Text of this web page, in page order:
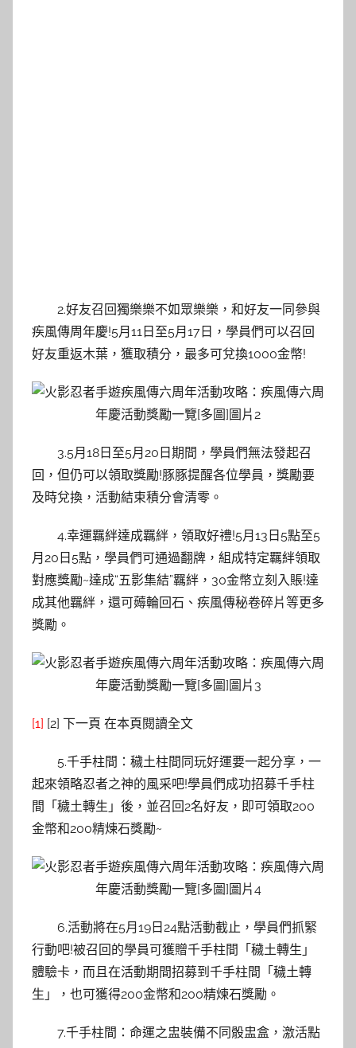
2.好友召回獨樂樂不如眾樂樂，和好友一同參與
疾風傳周年慶!5月11日至5月17日，學員們可以召回
好友重返木葉，獲取積分，最多可兌換1000金幣!
3.5月18日至5月20日期間，學員們無法發起召
回，但仍可以領取獎勵!豚豚提醒各位學員，獎勵要
及時兌換，活動結束積分會清零。
4.幸運羈絆達成羈絆，領取好禮!5月13日5點至5
月20日5點，學員們可通過翻牌，組成特定羈絆領取
對應獎勵~達成“五影集結”羈絆，30金幣立刻入賬!達
成其他羈絆，還可薅輪回石、疾風傳秘卷碎片等更多
獎勵。
[1] [2] 下一頁 在本頁閱讀全文
5.千手柱間：穢土柱間同玩好運要一起分享，一
起來領略忍者之神的風采吧!學員們成功招募千手柱
間「穢土轉生」後，並召回2名好友，即可領取200
金幣和200精煉石獎勵~
6.活動將在5月19日24點活動截止，學員們抓緊
行動吧!被召回的學員可獲贈千手柱間「穢土轉生」
體驗卡，而且在活動期間招募到千手柱間「穢土轉
生」，也可獲得200金幣和200精煉石獎勵。
7.千手柱間：命運之盅裝備不同骰盅盒，激活點